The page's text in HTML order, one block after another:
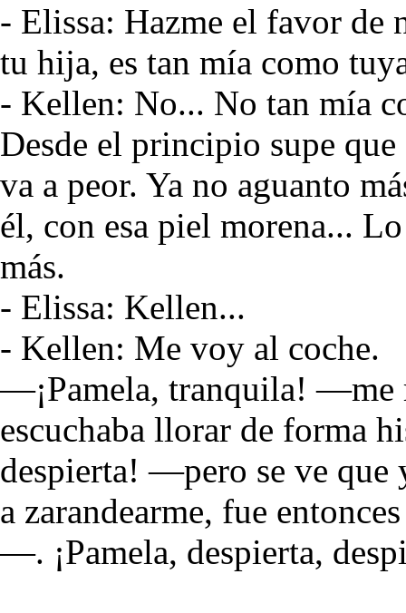
- Elissa: Hazme el favor de
tu hija, es tan mía como
- Kellen: No... No tan mía
Desde el principio supe
va a peor. Ya no aguanto
él, con esa piel morena...
más.
- Elissa: Kellen...
- Kellen: Me voy al coche.
—¡Pamela, tranquila! —me
escuchaba llorar de forma
despierta! —pero se ve que
a zarandearme, fue
—. ¡Pamela, despierta,